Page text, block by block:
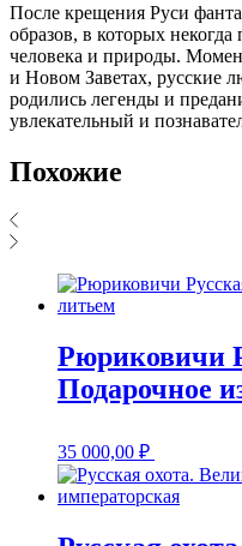
После крещения Руси
образов, в которых
человека и природы.
и Новом Заветах, русские
родились легенды и
увлекательный и
Похожие
Рюриковичи
Подарочное
35 000,00 ₽